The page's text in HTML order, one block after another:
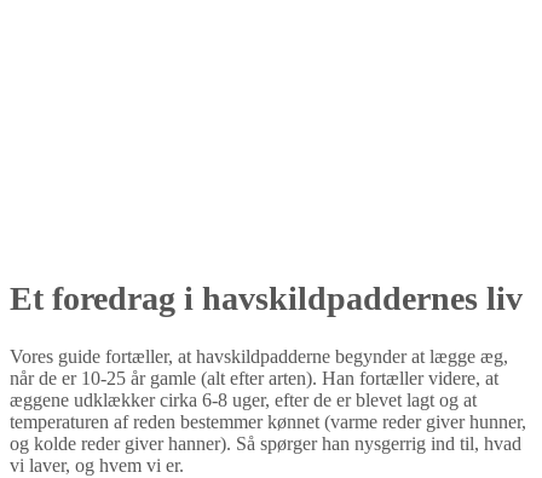
Et foredrag i havskildpaddernes liv
Vores guide fortæller, at havskildpadderne begynder at lægge æg,
når de er 10-25 år gamle (alt efter arten). Han fortæller videre, at
æggene udklækker cirka 6-8 uger, efter de er blevet lagt og at
temperaturen af reden bestemmer kønnet (varme reder giver hunner,
og kolde reder giver hanner). Så spørger han nysgerrig ind til, hvad
vi laver, og hvem vi er.